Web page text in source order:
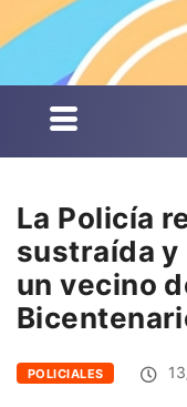
La Policía
sustraída y
un vecino
POLICIALES